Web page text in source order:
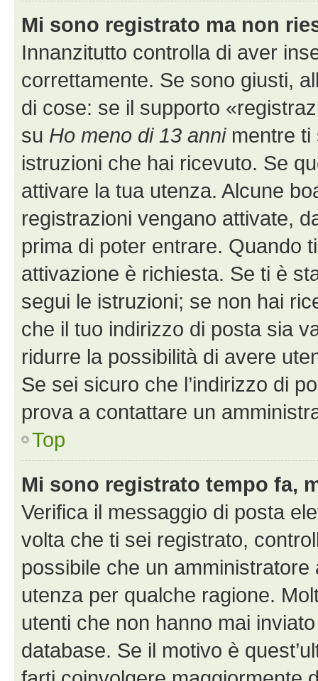
Mi sono registrato ma non
Innanzitutto controlla di aver
correttamente. Se sono giusti,
di cose: se il supporto
su Ho meno di 13 annimentre ti
istruzioni che hai ricevuto. Se
attivare la tua utenza. Alcune
registrazioni vengano attivate,
prima di poter entrare. Quando
attivazione è richiesta. Se ti è
segui le istruzioni; se non hai
che il tuo indirizzo di posta sia
ridurre la possibilità di avere
Se sei sicuro che l’indirizzo di
prova a contattare un
Top
Mi sono registrato tempo fa,
Verifica il messaggio di posta
volta che ti sei registrato,
possibile che un
utenza per qualche ragione.
utenti che non hanno mai
database. Se il motivo è